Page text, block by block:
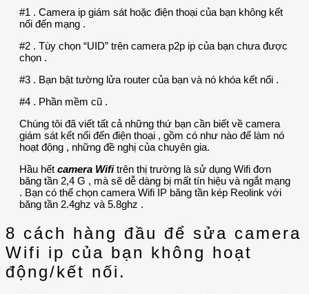
#1 . Camera ip giám sát hoặc điện thoại của bạn không kết
nối đến mạng .
#2 . Tùy chọn “UID” trên camera p2p ip của bạn chưa được
chọn .
#3 . Bạn bật tường lửa router của bạn và nó khóa kết nối .
#4 . Phần mềm cũ .
Chúng tôi đã viết tất cả những thứ bạn cần biết về camera
giám sát kết nối đến điện thoại , gồm có như nào để làm nó
hoạt động , những đề nghị của chuyên gia.
Hầu hết camera Wifi trên thị trường là sử dụng Wifi đơn
băng tần 2,4 G , mà sẽ dễ dàng bị mất tín hiệu và ngắt mạng
. Bạn có thể chọn camera Wifi IP băng tần kép Reolink với
băng tần 2.4ghz và 5.8ghz .
8 cách hàng đầu để sửa camera
Wifi ip của bạn không hoạt
động/kết nối.